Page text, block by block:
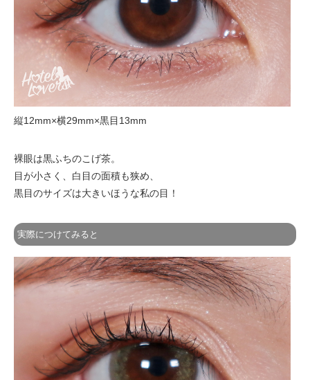
縦12mm×横29mm×黒目13mm
裸眼は黒ふちのこげ茶。
目が小さく、白目の面積も狭め、
黒目のサイズは大きいほうな私の目！
実際につけてみると